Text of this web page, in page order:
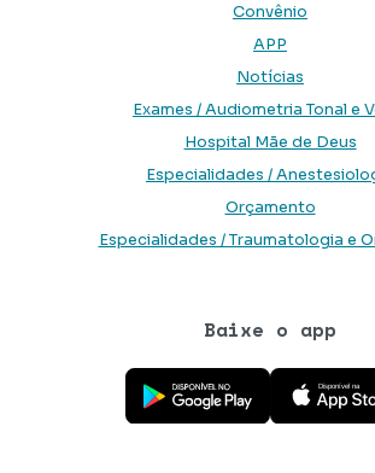
Convênio
APP
Notícias
Exames / Audiometria Tonal e
Hospital Mãe de Deus
Especialidades /
Orçamento
Especialidades / Traumatologia e
Baixe o app
Baixe o aplicativo na Google
Baixe o